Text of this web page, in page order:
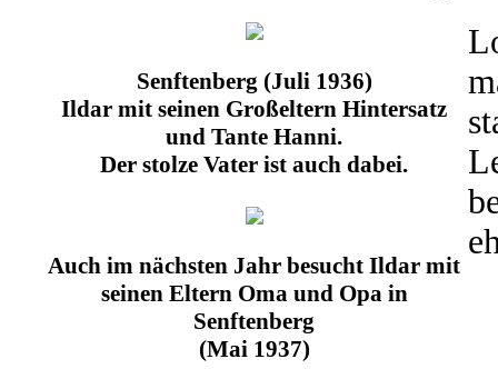
Senftenberg (Juli 1936)
Ildar mit seinen Großeltern Hintersatz
und Tante Hanni.
Der stolze Vater ist auch dabei.
Auch im nächsten Jahr besucht Ildar mit
seinen Eltern Oma und Opa in
Senftenberg
(Mai 1937)